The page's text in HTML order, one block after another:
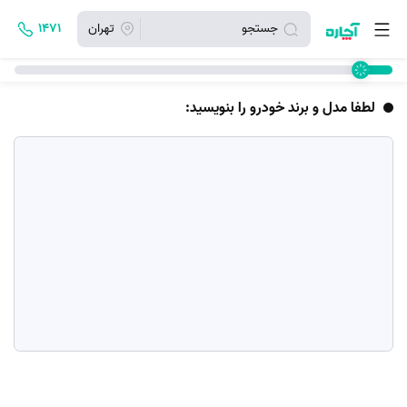
جستجو تهران ۱۴۷۱
لطفا مدل و برند خودرو را بنویسید: